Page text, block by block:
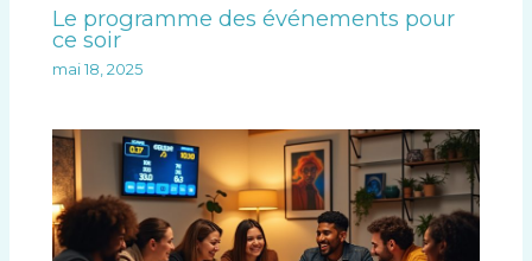
Le programme des événements pour
ce soir
mai 18, 2025